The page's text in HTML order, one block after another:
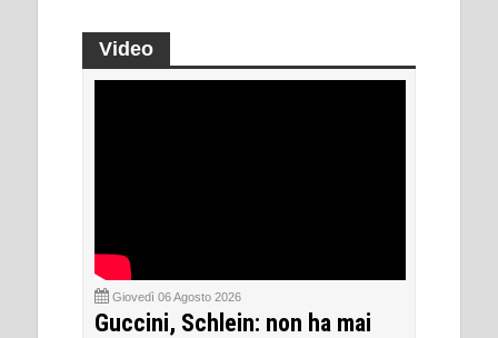
Video
Giovedì 06 Agosto 2026
Guccini, Schlein: non ha mai